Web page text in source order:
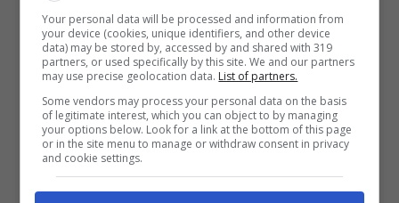
la prestazione sottotono di L. Henrique,
eppure non riesce mai ad accendersi né ad
accelerare palla al piede. Prova ad aiutare i
suoi ma non incide.
Jonathan David Henry Rowe 5,5
Your personal data will be processed and information from
your device (cookies, unique identifiers, and other device
data) may be stored by, accessed by and shared with 319
partners, or used specifically by this site. We and our partners
may use precise geolocation data. List of partners.
Some vendors may process your personal data on the basis
of legitimate interest, which you can object to by managing
your options below. Look for a link at the bottom of this page
or in the site menu to manage or withdraw consent in privacy
and cookie settings.